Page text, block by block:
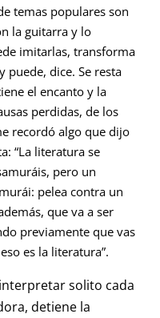
temas populares son
la guitarra y lo
imitarlas, transforma
puede, dice. Se resta
el encanto y la
perdidas, de los
recordó algo que dijo
“La literatura se
pero un
pelea contra un
que va a ser
previamente que vas
es la literatura”.
solito cada
detiene la